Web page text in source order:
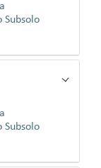
Subsolo
Subsolo